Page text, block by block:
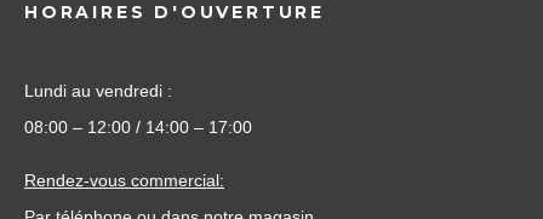
HORAIRES D'OUVERTURE
Lundi au vendredi :
08:00 – 12:00 / 14:00 – 17:00
Rendez-vous commercial: